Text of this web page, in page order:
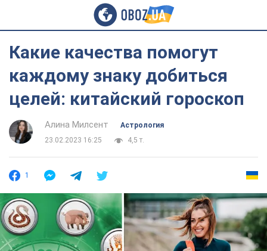
Какие качества помогут
каждому знаку добиться
целей: китайский гороскоп
Алина Милсент
Астрология
23.02.2023 16:25
4,5 т.
1